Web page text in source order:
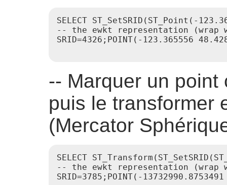
SELECT ST_SetSRID(ST_Point(-
-- the ewkt representation (wrap
SRID=4326;POINT(-123.365556
-- Marquer un point
puis le transformer
(Mercator
SELECT
-- the ewkt representation (wrap
SRID=3785;POINT(-